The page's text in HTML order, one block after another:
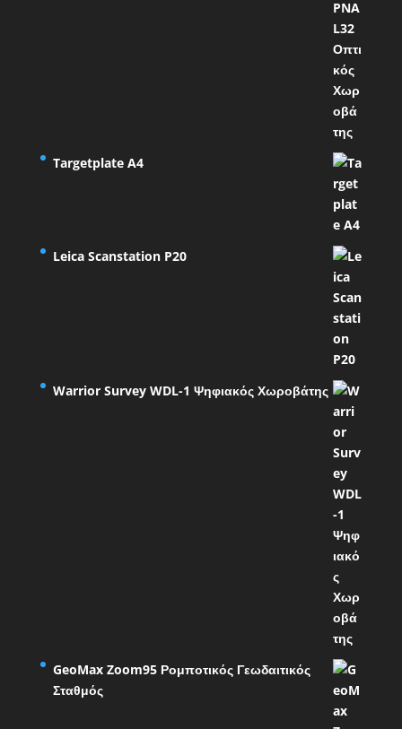
Targetplate A4
Leica Scanstation P20
Warrior Survey WDL-1 Ψηφιακός Χωροβάτης
GeoMax Zoom95 Ρομποτικός Γεωδαιτικός
Σταθμός